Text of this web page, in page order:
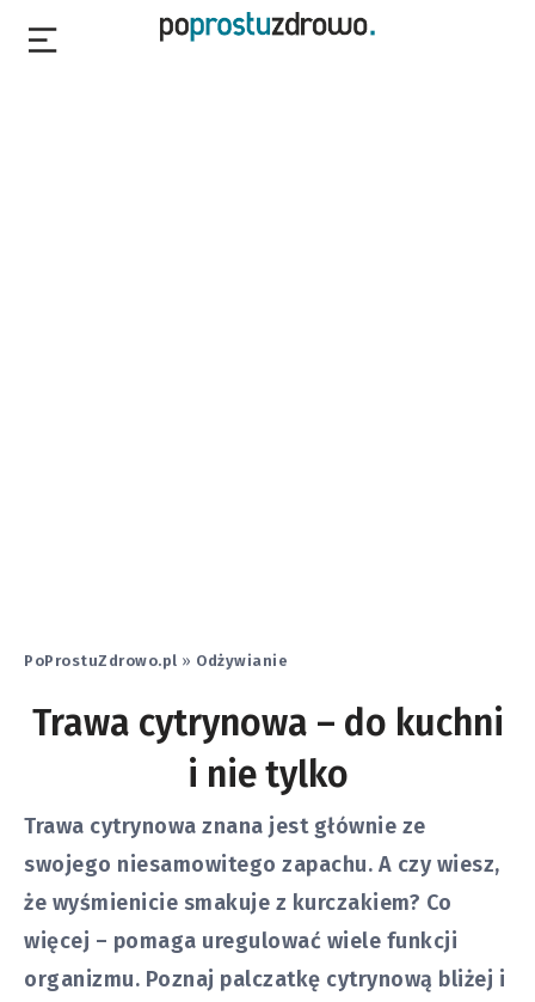
PoProstuZdrowo.pl » Odżywianie
Trawa cytrynowa – do kuchni
i nie tylko
Trawa cytrynowa znana jest głównie ze
swojego niesamowitego zapachu. A czy wiesz,
że wyśmienicie smakuje z kurczakiem? Co
więcej – pomaga uregulować wiele funkcji
organizmu. Poznaj palczatkę cytrynową bliżej i